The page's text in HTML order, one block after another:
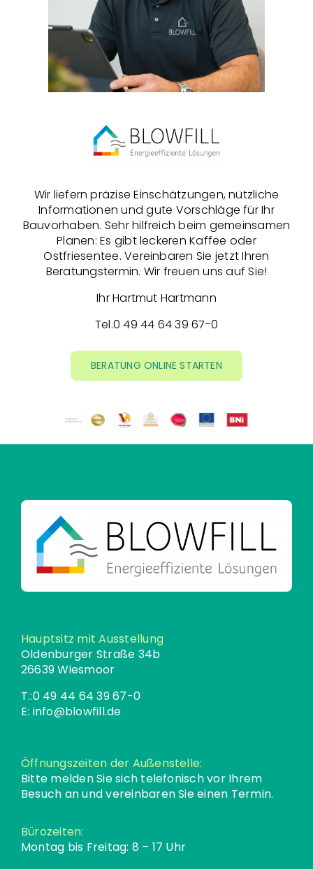
Wir liefern präzise Einschätzungen, nützliche
Informationen und gute Vorschläge für Ihr
Bauvorhaben. Sehr hilfreich beim gemeinsamen
Planen: Es gibt leckeren Kaffee oder
Ostfriesentee. Vereinbaren Sie jetzt Ihren
Beratungstermin. Wir freuen uns auf Sie!
Ihr Hartmut Hartmann
Tel.0 49 44 64 39 67-0
BERATUNG ONLINE STARTEN
Hauptsitz mit Ausstellung
Oldenburger Straße 34b
26639 Wiesmoor
T.:0 49 44 64 39 67-0
E: info@blowfill.de
Öffnungszeiten der Außenstelle:
Bitte melden Sie sich telefonisch vor Ihrem
Besuch an und vereinbaren Sie einen Termin.
Bürozeiten:
Montag bis Freitag: 8 – 17 Uhr